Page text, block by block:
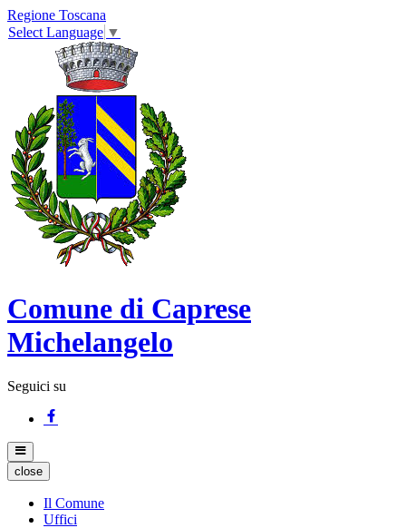
Regione Toscana
Select Language ▼
Comune di Caprese
Michelangelo
Seguici su
close
Il Comune
Uffici